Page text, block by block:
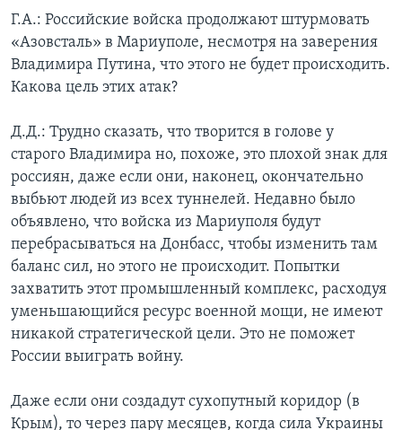
Г.А.: Российские войска продолжают штурмовать
«Азовсталь» в Мариуполе, несмотря на заверения
Владимира Путина, что этого не будет происходить.
Какова цель этих атак?
Д.Д.: Трудно сказать, что творится в голове у
старого Владимира но, похоже, это плохой знак для
россиян, даже если они, наконец, окончательно
выбьют людей из всех туннелей. Недавно было
объявлено, что войска из Мариуполя будут
перебрасываться на Донбасс, чтобы изменить там
баланс сил, но этого не происходит. Попытки
захватить этот промышленный комплекс, расходуя
уменьшающийся ресурс военной мощи, не имеют
никакой стратегической цели. Это не поможет
России выиграть войну.
Даже если они создадут сухопутный коридор (в
Крым), то через пару месяцев, когда сила Украины